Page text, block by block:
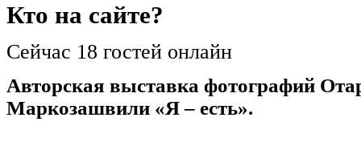
Кто на сайте?
Сейчас 18 гостей онлайн
Авторская выставка фотографий
Маркозашвили «Я – есть».